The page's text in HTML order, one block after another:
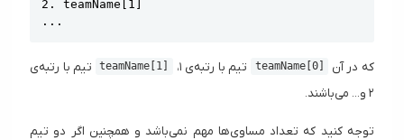
2. teamName[1]
...
که در آن teamName[0] تیم با رتبه‌ی ۱، teamName[1]
تیم با رتبه‌ی
۲ و... می‌باشند.
توجه کنید که تعداد مساوی‌ها مهم نمی‌باشد و همچنین اگر دو تیم